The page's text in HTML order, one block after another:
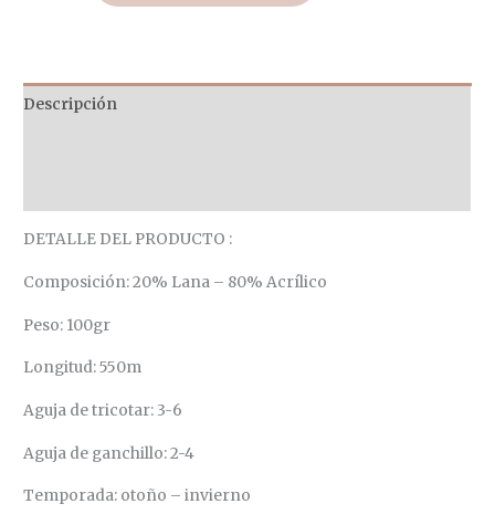
Descripción
DETALLE DEL PRODUCTO :
Composición: 20% Lana – 80% Acrílico
Peso: 100gr
Longitud: 550m
Aguja de tricotar: 3-6
Aguja de ganchillo: 2-4
Temporada: otoño – invierno